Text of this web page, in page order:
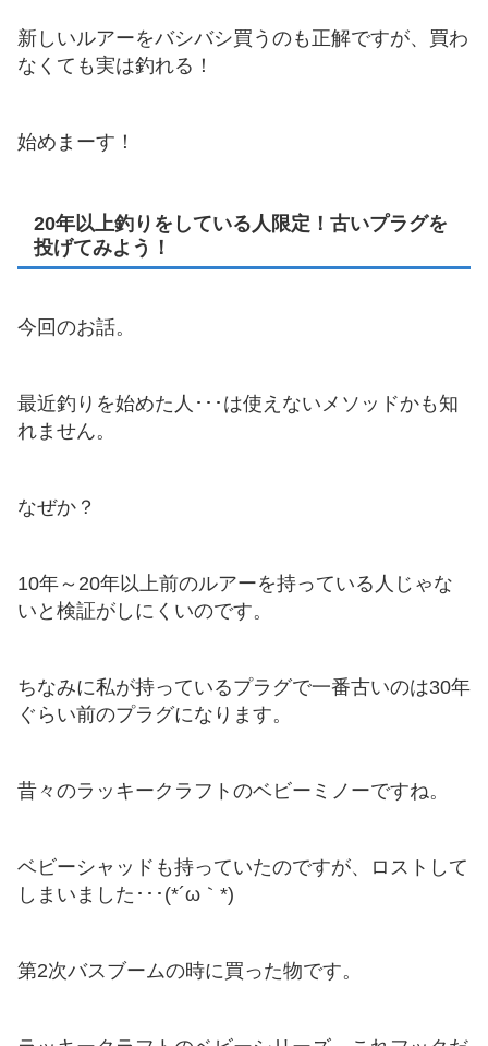
新しいルアーをバシバシ買うのも正解ですが、買わ
なくても実は釣れる！
始めまーす！
20年以上釣りをしている人限定！古いプラグを
投げてみよう！
今回のお話。
最近釣りを始めた人･･･は使えないメソッドかも知
れません。
なぜか？
10年～20年以上前のルアーを持っている人じゃな
いと検証がしにくいのです。
ちなみに私が持っているプラグで一番古いのは30年
ぐらい前のプラグになります。
昔々のラッキークラフトのベビーミノーですね。
ベビーシャッドも持っていたのですが、ロストして
しまいました･･･(*´ω｀*)
第2次バスブームの時に買った物です。